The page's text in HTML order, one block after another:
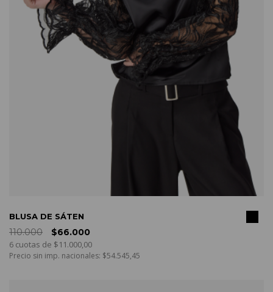
BLUSA DE SÁTEN
110.000
$66.000
6 cuotas de $11.000,00
Precio sin imp. nacionales: $54.545,45